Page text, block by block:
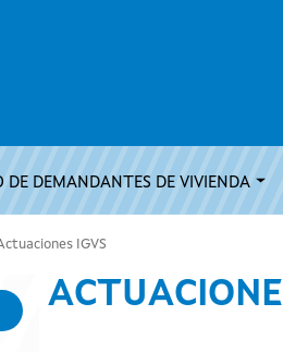
DE DEMANDANTES DE VIVIENDA
IGVS
2